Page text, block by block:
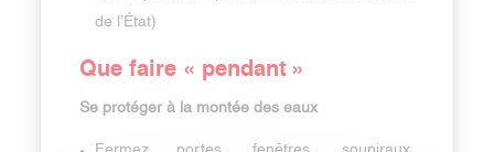
de l’État)
Que faire « pendant »
Se protéger à la montée des eaux
Fermez portes, fenêtres, soupiraux,